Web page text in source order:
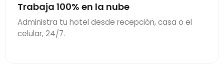
Trabaja 100% en la nube
Administra tu hotel desde recepción, casa o el
celular, 24/7.